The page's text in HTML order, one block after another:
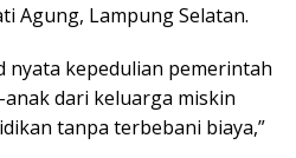
Agung, Lampung Selatan.
nyata kepedulian pemerintah
dari keluarga miskin
tanpa terbebani biaya,”